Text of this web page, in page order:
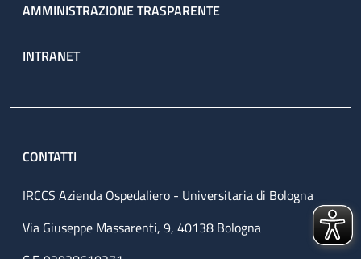
AMMINISTRAZIONE TRASPARENTE
INTRANET
CONTATTI
IRCCS Azienda Ospedaliero - Universitaria di Bologna
Via Giuseppe Massarenti, 9, 40138 Bologna